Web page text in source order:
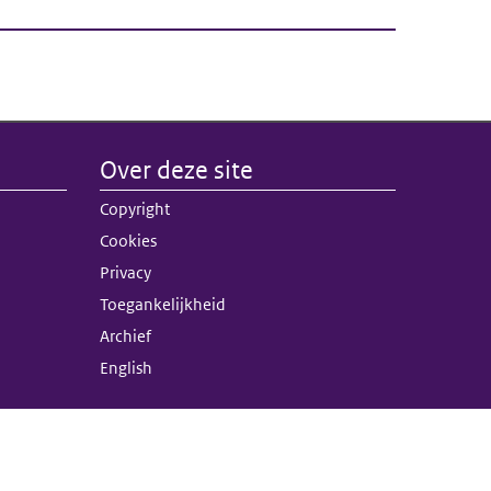
Over deze site
Copyright
Cookies
Privacy
Toegankelijkheid
Archief
English